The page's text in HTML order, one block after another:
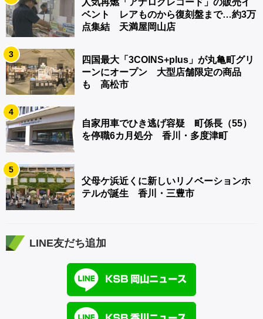
ベント レアものから復刻盤まで…約3万
点集結 天満屋岡山店
3
四国最大「3COINS+plus」が丸亀町グリ
ーンにオープン 大型店舗限定の商品
も 高松市
4
自家用車でひき逃げ容疑 町係長（55）
を停職6カ月処分 香川・多度津町
5
父母ケ浜近くに新しいリノベーションホ
テルが誕生 香川・三豊市
LINE友だち追加